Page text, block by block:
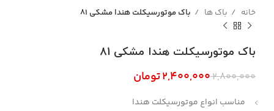
خانه باک ها باک موتورسیکلت هندا مشکی 81
باک موتورسیکلت هندا مشکی 81
۲,۸۰۰,۰۰۰۲,۴۰۰,۰۰۰تومان
مناسب انواع موتورسیکلت هندا